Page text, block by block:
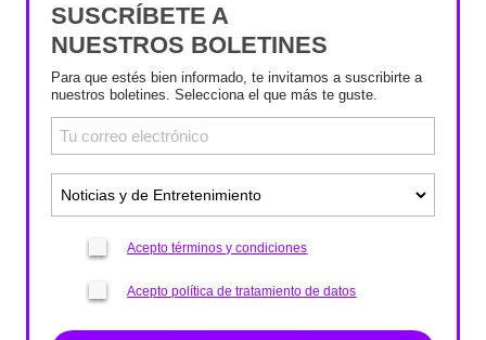
SUSCRÍBETE A
NUESTROS BOLETINES
Para que estés bien informado, te invitamos a suscribirte a
nuestros boletines. Selecciona el que más te guste.
Acepto términos y condiciones
Acepto política de tratamiento de datos